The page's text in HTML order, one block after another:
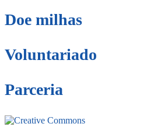
Doe milhas
Voluntariado
Parceria